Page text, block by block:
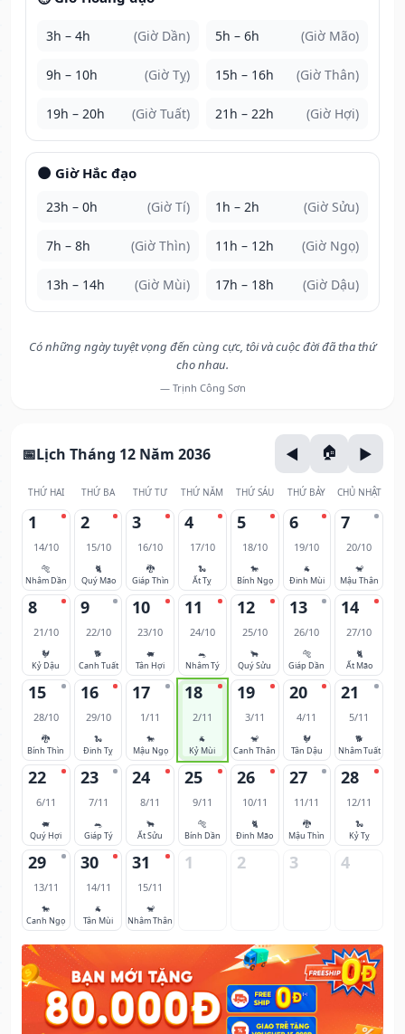
3h – 4h (Giờ Dần) 5h – 6h (Giờ Mão)
9h – 10h (Giờ Tỵ) 15h – 16h (Giờ Thân)
19h – 20h (Giờ Tuất) 21h – 22h (Giờ Hợi)
🌑 Giờ Hắc đạo
23h – 0h (Giờ Tí) 1h – 2h (Giờ Sửu)
7h – 8h (Giờ Thìn) 11h – 12h (Giờ Ngọ)
13h – 14h (Giờ Mùi) 17h – 18h (Giờ Dậu)
Có những ngày tuyệt vọng đến cùng cực, tôi và cuộc đời đã tha thứ
cho nhau.
— Trịnh Công Sơn
Lịch Tháng 12 Năm 2036
THỨ HAI THỨ BA THỨ TƯ THỨ NĂM THỨ SÁU THỨ BẢY CHỦ NHẬT
1
14/10
🐅
Nhâm Dần
2
15/10
🐈
Quý Mão
3
16/10
🐉
Giáp Thìn
4
17/10
🐍
Ất Tỵ
5
18/10
🐎
Bính Ngọ
6
19/10
🐐
Đinh Mùi
7
20/10
🐒
Mậu Thân
8
21/10
🐓
Kỷ Dậu
9
22/10
🐕
Canh Tuất
10
23/10
🐖
Tân Hợi
11
24/10
🐀
Nhâm Tý
12
25/10
🐂
Quý Sửu
13
26/10
🐅
Giáp Dần
14
27/10
🐈
Ất Mão
15
28/10
🐉
Bính Thìn
16
29/10
🐍
Đinh Tỵ
17
1/11
🐎
Mậu Ngọ
18
2/11
🐐
Kỷ Mùi
19
3/11
🐒
Canh Thân
20
4/11
🐓
Tân Dậu
21
5/11
🐕
Nhâm Tuất
22
6/11
🐖
Quý Hợi
23
7/11
🐀
Giáp Tý
24
8/11
🐂
Ất Sửu
25
9/11
🐅
Bính Dần
26
10/11
🐈
Đinh Mão
27
11/11
🐉
Mậu Thìn
28
12/11
🐍
Kỷ Tỵ
29
13/11
🐎
Canh Ngọ
30
14/11
🐐
Tân Mùi
31
15/11
🐒
Nhâm Thân
1 2 3 4